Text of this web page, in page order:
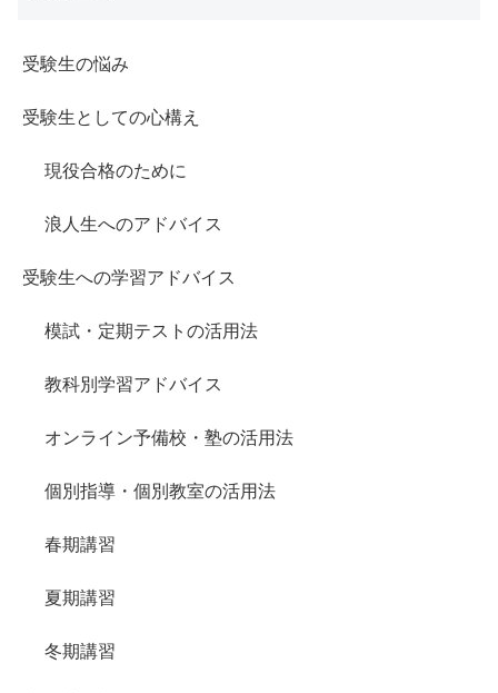
受験生の悩み
受験生としての心構え
現役合格のために
浪人生へのアドバイス
受験生への学習アドバイス
模試・定期テストの活用法
教科別学習アドバイス
オンライン予備校・塾の活用法
個別指導・個別教室の活用法
春期講習
夏期講習
冬期講習